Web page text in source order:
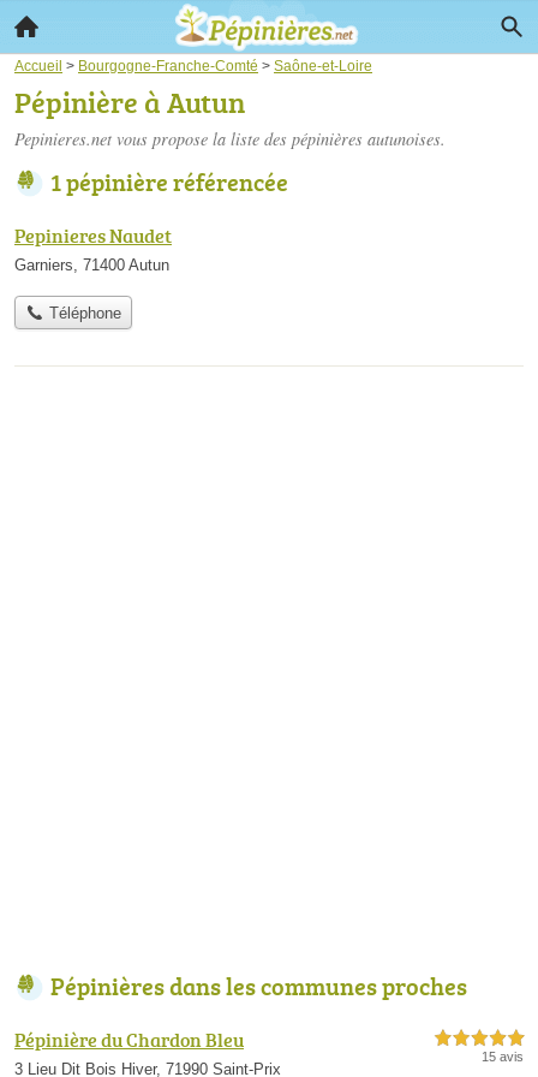
Accueil > Bourgogne-Franche-Comté > Saône-et-Loire
Pépinière à Autun
Pepinieres.net vous propose la liste des pépinières autunoises.
1 pépinière référencée
Pepinieres Naudet
Garniers, 71400 Autun
Téléphone
Pépinières dans les communes proches
Pépinière du Chardon Bleu
3 Lieu Dit Bois Hiver, 71990 Saint-Prix
5,0 étoiles sur 5
15 avis